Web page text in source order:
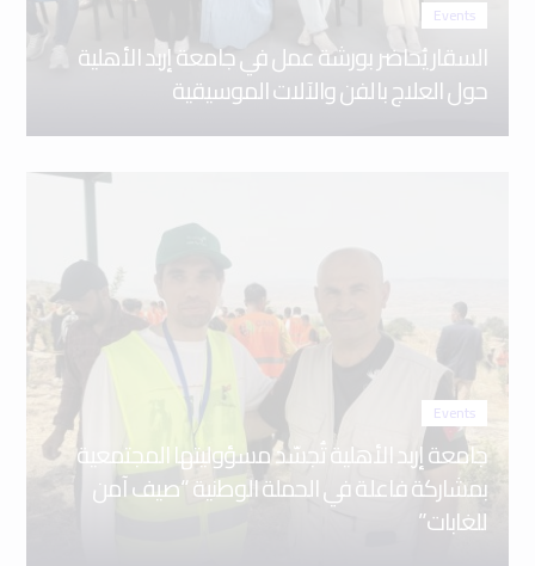
Events
السقار يُحاضر بورشة عمل في جامعة إربد الأهلية
حول العلاج بالفن والآلات الموسيقية
Events
جامعة إربد الأهلية تُجسّد مسؤوليتها المجتمعية
بمشاركة فاعلة في الحملة الوطنية “صيف آمن
للغابات”